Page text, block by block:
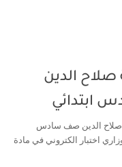
صلاح الدين
ابتدائي
صلاح الدين صف سادس
اختبار الكتروني في مادة